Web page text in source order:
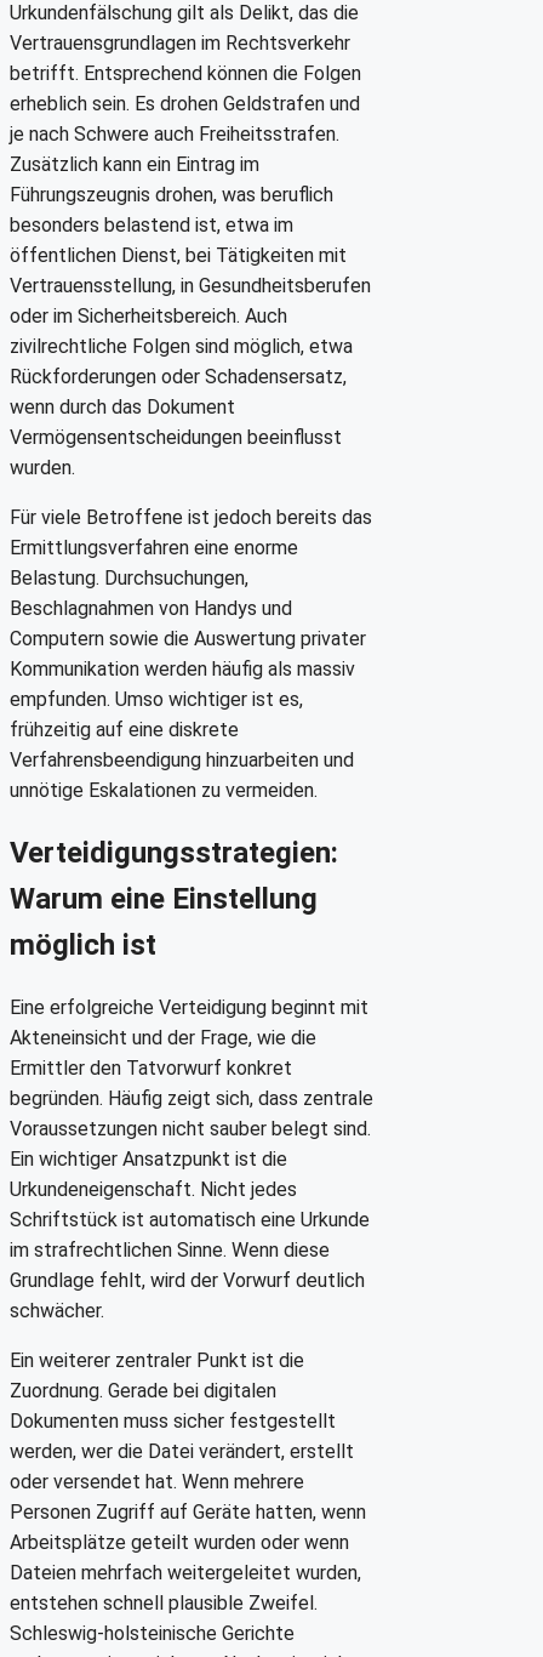
Urkundenfälschung gilt als Delikt, das die
Vertrauensgrundlagen im Rechtsverkehr
betrifft. Entsprechend können die Folgen
erheblich sein. Es drohen Geldstrafen und
je nach Schwere auch Freiheitsstrafen.
Zusätzlich kann ein Eintrag im
Führungszeugnis drohen, was beruflich
besonders belastend ist, etwa im
öffentlichen Dienst, bei Tätigkeiten mit
Vertrauensstellung, in Gesundheitsberufen
oder im Sicherheitsbereich. Auch
zivilrechtliche Folgen sind möglich, etwa
Rückforderungen oder Schadensersatz,
wenn durch das Dokument
Vermögensentscheidungen beeinflusst
wurden.
Für viele Betroffene ist jedoch bereits das
Ermittlungsverfahren eine enorme
Belastung. Durchsuchungen,
Beschlagnahmen von Handys und
Computern sowie die Auswertung privater
Kommunikation werden häufig als massiv
empfunden. Umso wichtiger ist es,
frühzeitig auf eine diskrete
Verfahrensbeendigung hinzuarbeiten und
unnötige Eskalationen zu vermeiden.
Verteidigungsstrategien:
Warum eine Einstellung
möglich ist
Eine erfolgreiche Verteidigung beginnt mit
Akteneinsicht und der Frage, wie die
Ermittler den Tatvorwurf konkret
begründen. Häufig zeigt sich, dass zentrale
Voraussetzungen nicht sauber belegt sind.
Ein wichtiger Ansatzpunkt ist die
Urkundeneigenschaft. Nicht jedes
Schriftstück ist automatisch eine Urkunde
im strafrechtlichen Sinne. Wenn diese
Grundlage fehlt, wird der Vorwurf deutlich
schwächer.
Ein weiterer zentraler Punkt ist die
Zuordnung. Gerade bei digitalen
Dokumenten muss sicher festgestellt
werden, wer die Datei verändert, erstellt
oder versendet hat. Wenn mehrere
Personen Zugriff auf Geräte hatten, wenn
Arbeitsplätze geteilt wurden oder wenn
Dateien mehrfach weitergeleitet wurden,
entstehen schnell plausible Zweifel.
Schleswig-holsteinische Gerichte